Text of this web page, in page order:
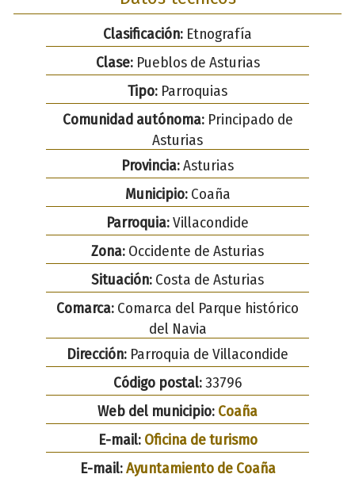
Clasificación: Etnografía
Clase:Pueblos de Asturias
Tipo: Parroquias
Comunidad autónoma:Principado de
Asturias
Provincia:Asturias
Municipio:Coaña
Parroquia:Villacondide
Zona: Occidente de Asturias
Situación: Costa de Asturias
Comarca: Comarca del Parque histórico
del Navia
Dirección: Parroquia de Villacondide
Código postal:33796
Web del municipio: Coaña
E-mail: Oficina de turismo
E-mail:Ayuntamiento de Coaña